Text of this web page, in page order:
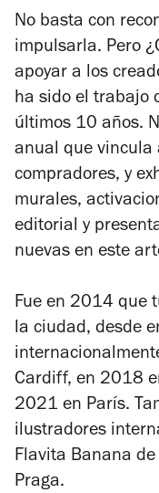
No basta con
impulsarla. Pero
apoyar a los
ha sido el trabajo
últimos 10 años.
anual que vincula
compradores, y
murales,
editorial y
nuevas en este
Fue en 2014 que
la ciudad, desde
Cardiff, en 2018
2021 en París.
ilustradores
Flavita Banana de
Praga.